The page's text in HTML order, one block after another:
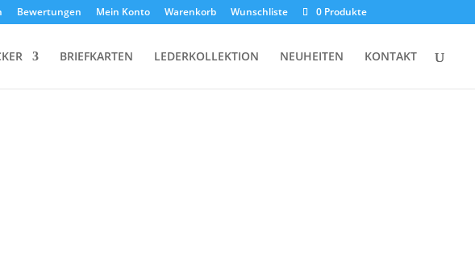
Bewertungen Mein Konto Warenkorb Wunschliste 0 Produkte
BRIEFKARTEN LEDERKOLLEKTION NEUHEITEN KONTAKT